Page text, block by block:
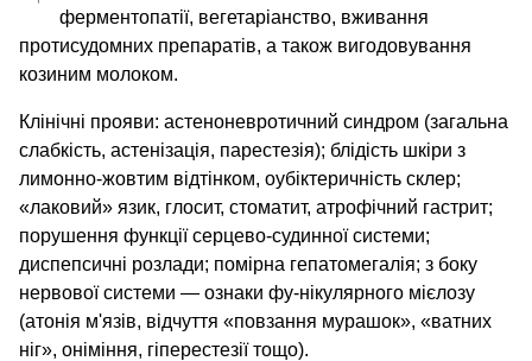
ферментопатії, вегетаріанство, вживання
протисудомних препаратів, а також вигодовування
козиним молоком.
Клінічні прояви: астеноневротичний синдром (загальна
слабкість, астенізація, парестезія); блідість шкіри з
лимонно-жовтим відтінком, оубіктеричність склер;
«лаковий» язик, глосит, стоматит, атрофічний гастрит;
порушення функції серцево-судинної системи;
диспепсичні розлади; помірна гепатомегалія; з боку
нервової системи — ознаки фу-нікулярного мієлозу
(атонія м'язів, відчуття «повзання мурашок», «ватних
ніг», оніміння, гіперестезії тощо).